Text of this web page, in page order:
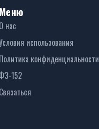
Меню
О нас
использования
Политика конфиденциальности
ФЗ-152
Связаться